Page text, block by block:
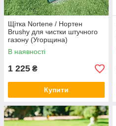
Щітка Nortene / Нортен
Brushy для чистки штучного
газону (Угорщина)
В наявності
1 225 ₴
Купити